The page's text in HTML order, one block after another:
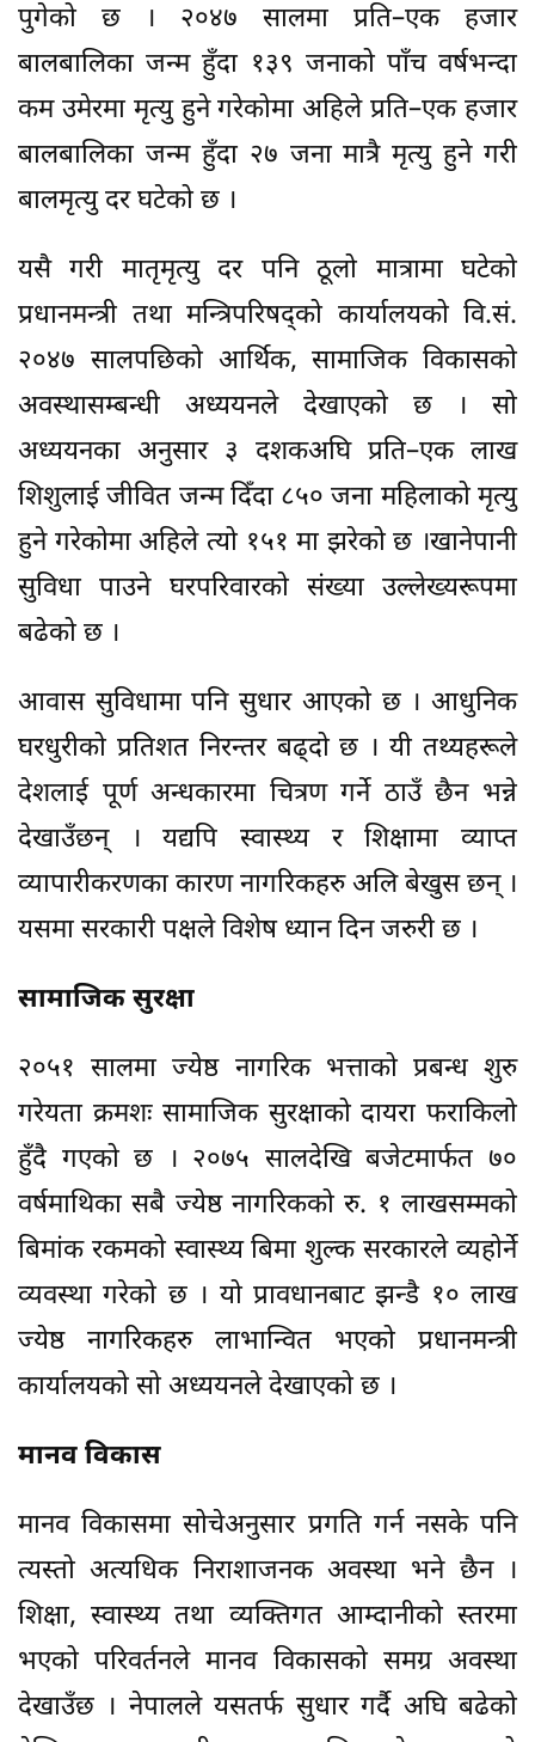
पुगेको छ । २०४७ सालमा प्रति–एक हजार
बालबालिका जन्म हुँदा १३९ जनाको पाँच वर्षभन्दा
कम उमेरमा मृत्यु हुने गरेकोमा अहिले प्रति–एक हजार
बालबालिका जन्म हुँदा २७ जना मात्रै मृत्यु हुने गरी
बालमृत्यु दर घटेको छ ।
यसै गरी मातृमृत्यु दर पनि ठूलो मात्रामा घटेको
प्रधानमन्त्री तथा मन्त्रिपरिषद्को कार्यालयको वि.सं.
२०४७ सालपछिको आर्थिक, सामाजिक विकासको
अवस्थासम्बन्धी अध्ययनले देखाएको छ । सो
अध्ययनका अनुसार ३ दशकअघि प्रति–एक लाख
शिशुलाई जीवित जन्म दिँदा ८५० जना महिलाको मृत्यु
हुने गरेकोमा अहिले त्यो १५१ मा झरेको छ ।खानेपानी
सुविधा पाउने घरपरिवारको संख्या उल्लेख्यरूपमा
बढेको छ ।
आवास सुविधामा पनि सुधार आएको छ । आधुनिक
घरधुरीको प्रतिशत निरन्तर बढ्दो छ । यी तथ्यहरूले
देशलाई पूर्ण अन्धकारमा चित्रण गर्ने ठाउँ छैन भन्ने
देखाउँछन् । यद्यपि स्वास्थ्य र शिक्षामा व्याप्त
व्यापारीकरणका कारण नागरिकहरु अलि बेखुस छन् ।
यसमा सरकारी पक्षले विशेष ध्यान दिन जरुरी छ ।
सामाजिक सुरक्षा
२०५१ सालमा ज्येष्ठ नागरिक भत्ताको प्रबन्ध शुरु
गरेयता क्रमशः सामाजिक सुरक्षाको दायरा फराकिलो
हुँदै गएको छ । २०७५ सालदेखि बजेटमार्फत ७०
वर्षमाथिका सबै ज्येष्ठ नागरिकको रु. १ लाखसम्मको
बिमांक रकमको स्वास्थ्य बिमा शुल्क सरकारले व्यहोर्ने
व्यवस्था गरेको छ । यो प्रावधानबाट झन्डै १० लाख
ज्येष्ठ नागरिकहरु लाभान्वित भएको प्रधानमन्त्री
कार्यालयको सो अध्ययनले देखाएको छ ।
मानव विकास
मानव विकासमा सोचेअनुसार प्रगति गर्न नसके पनि
त्यस्तो अत्यधिक निराशाजनक अवस्था भने छैन ।
शिक्षा, स्वास्थ्य तथा व्यक्तिगत आम्दानीको स्तरमा
भएको परिवर्तनले मानव विकासको समग्र अवस्था
देखाउँछ । नेपालले यसतर्फ सुधार गर्दै अघि बढेको